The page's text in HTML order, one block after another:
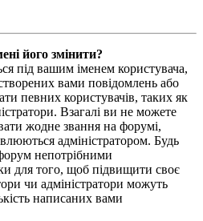
його змінити?
під вашим іменем користувача,
вами повідомлень або
певних користувачів, таких як
Взагалі ви не можете
жодне звання на форумі,
адміністратором. Будь
непотрібними
для того, щоб підвищити своє
чи адміністратори можуть
написаних вами